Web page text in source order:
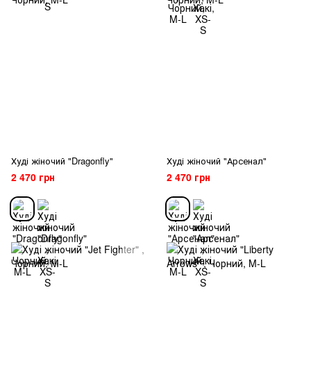
Худі жіночий "Dragonfly"
2 470 грн
Худі жіночий "Арсенал"
2 470 грн